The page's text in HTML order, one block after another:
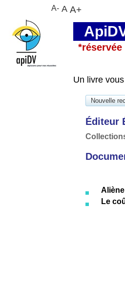
Un livre
Nouvelle
Éditeur
Aliène
Le
A- A A+